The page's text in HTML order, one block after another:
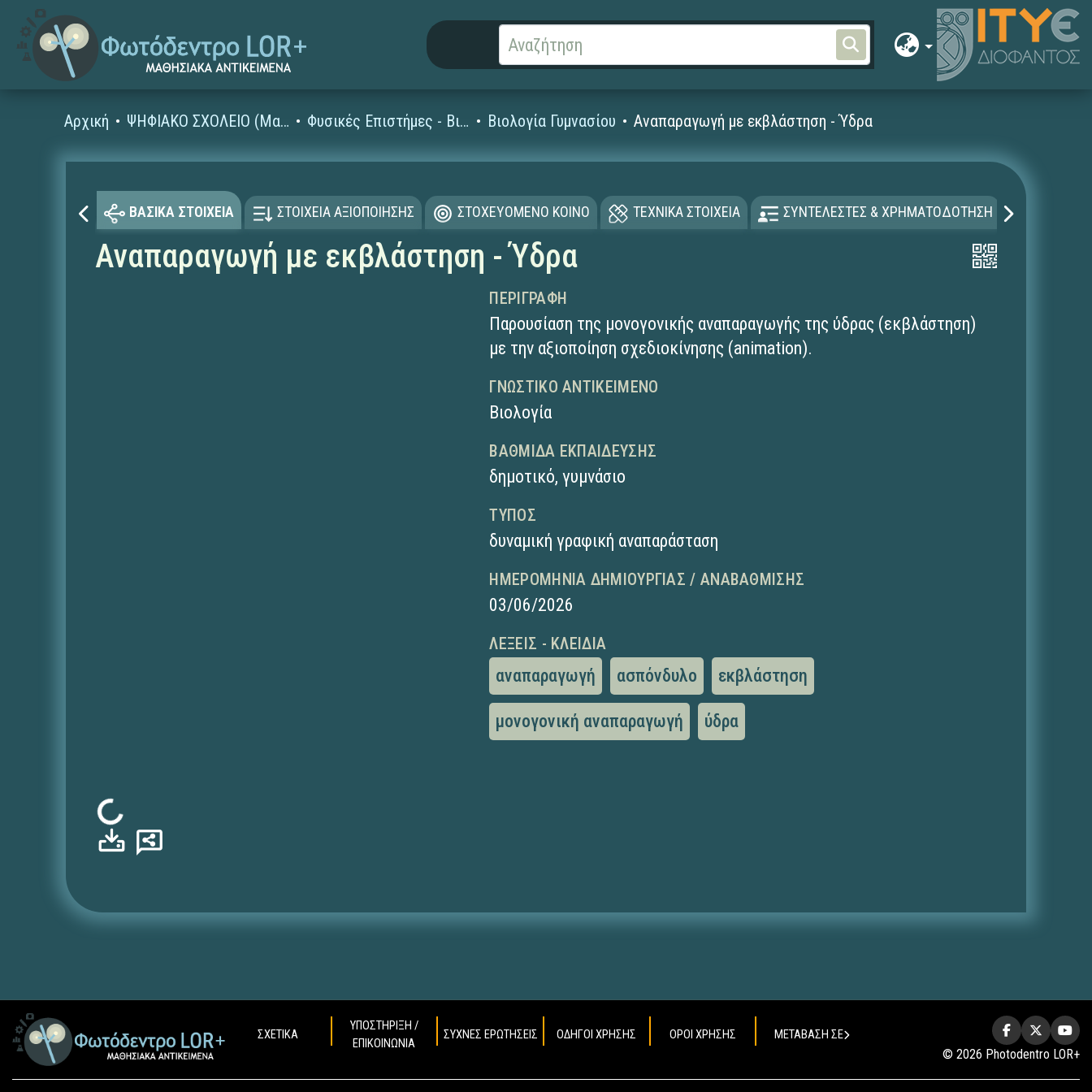
Αρχική ΨΗΦΙΑΚΟ ΣΧΟΛΕΙΟ (Μαθησιακά Αντικείμενα) Φυσικές Επιστήμες - Βιολογία Βιολογία Γυμνασίου Αναπαραγωγή με εκβλάστηση - Ύδρα
ΒΑΣΙΚΑ ΣΤΟΙΧΕΙΑ ΣΤΟΙΧΕΙΑ ΑΞΙΟΠΟΙΗΣΗΣ ΣΤΟΧΕΥΟΜΕΝΟ ΚΟΙΝΟ ΤΕΧΝΙΚΑ ΣΤΟΙΧΕΙΑ ΣΥΝΤΕΛΕΣΤΕΣ & ΧΡΗΜΑΤΟΔΟΤΗΣΗ
Αναπαραγωγή με εκβλάστηση - Ύδρα
Φόρτωση...
ΠΕΡΙΓΡΑΦΉ
Παρουσίαση της μονογονικής αναπαραγωγής της ύδρας (εκβλάστηση)
με την αξιοποίηση σχεδιοκίνησης (animation).
ΓΝΩΣΤΙΚΌ ΑΝΤΙΚΕΊΜΕΝΟ
Βιολογία
ΒΑΘΜΊΔΑ ΕΚΠΑΊΔΕΥΣΗΣ
δημοτικό,γυμνάσιο
ΤΎΠΟΣ
δυναμική γραφική αναπαράσταση
ΗΜΕΡΟΜΗΝΊΑ ΔΗΜΙΟΥΡΓΊΑΣ / ΑΝΑΒΆΘΜΙΣΗΣ
03/06/2026
ΛΈΞΕΙΣ - ΚΛΕΙΔΙΆ
αναπαραγωγή ασπόνδυλο εκβλάστηση
μονογονική αναπαραγωγή ύδρα
ΣΧΕΤΙΚΑ
ΥΠΟΣΤΗΡΙΞΗ /
ΕΠΙΚΟΙΝΩΝΙΑ
ΣΥΧΝΕΣ ΕΡΩΤΗΣΕΙΣ ΟΔΗΓΟΙ ΧΡΗΣΗΣ ΟΡΟΙ ΧΡΗΣΗΣ ΜΕΤΑΒΑΣΗ ΣΕ
© 2026 Photodentro LOR+